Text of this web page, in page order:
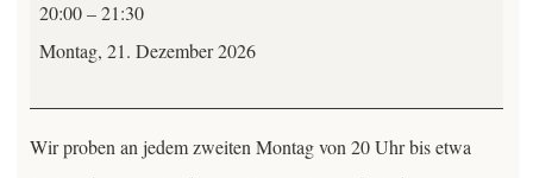
Mitglied werden
Vorstand & Chorleitung
Chorprobe
alle-
20:00–21:30
Montag, 21. Dezember 2026
Wir proben an jedem zweiten Montag von 20 Uhr bis etwa